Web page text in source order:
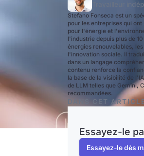
Travailleur
Stefano Fonseca est un
pour les entreprises qui
pour l'énergie et
l'industrie depuis plus de
énergies renouvelables,
l'innovation sociale. Il
dans un langage
contenu renforce la
la base de la visibilité de
de LLM telles que Gemini,
recommandées.
DANS CET
Essayez-le
Essayez-le dès